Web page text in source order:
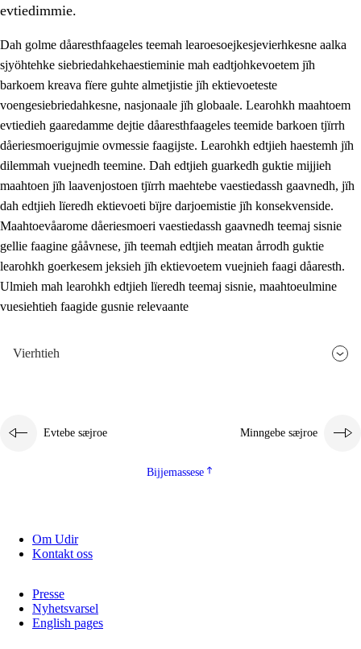
2. Lïeremen, evtiedimmien jïh skearkagimmien prinsihph
2.2 Maahtoe faagine
2.4 Lïeredh lïeredh
Dåaresthfaageles teemah
2.5 Dåaresthfaageles teemah
2.5.2 Demokratije jïh meatanårrojevoete
2.5.3 Monnehke evtiedimmie
evtiedimmie.
Dah golme dåaresthfaageles teemah learoesoejkesjevierhkesne aalka
sjyöhtehke siebriedahkehaestieminie mah eadtjohkevoetem jïh
barkoem kreava fïere guhte almetjistie jïh ektievoeteste
voengesiebriedahkesne, nasjonaale jïh globaale. Learohkh maahtoem
evtiedieh gaaredamme dejtie dåaresthfaageles teemide barkoen tjïrrh
dåeriesmoerigujmie ovmessie faagijste. Learohkh edtjieh haestemh jïh
dilemmah vuejnedh teemine. Dah edtjieh guarkedh guktie mijjieh
maahtoen jïh laavenjostoen tjïrrh maehtebe vaestiedassh gaavnedh, jïh
dah edtjieh lïeredh ektievoeti bïjre darjoemistie jïh konsekvenside.
Maahtoevåarome dåeriesmoeri vaestiedassh gaavnedh teemaj sisnie
gellie faagine gååvnese, jïh teemah edtjieh meatan årrodh guktie
learohkh goerkesem jeksieh jïh ektievoetem vuejnieh faagi dåaresth.
Ulmieh mah learohkh edtjieh lïeredh teemaj sisnie, maahtoeulmine
vuesiehtieh faagide gusnie relevaante
Vierhtieh
Evtebe sæjroe Minngebe sæjroe
Bijjemassese
Om Udir
Kontakt oss
Presse
Nyhetsvarsel
English pages